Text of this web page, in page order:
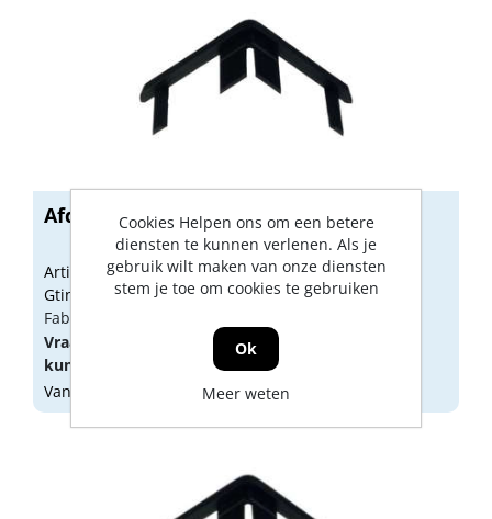
Afdekkapje SEK-30 zwart (30x30)
Artikelnummer: 1461976
Gtin: 8719689774264
Fabrikant artikel nummer: hoesek30 (3928.30)
Vraag een
aan oflog in
kunnen zien.
Vandaag besteld, morgen geleverd
Cookies Helpen ons om een betere
diensten te kunnen verlenen. Als je
gebruik wilt maken van onze diensten
stem je toe om cookies te gebruiken
Ok
Meer weten